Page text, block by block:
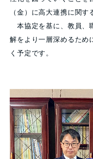
（金）に高大連携に関す
本協定を基に、教員、
解をより一層深めるため
く予定です。